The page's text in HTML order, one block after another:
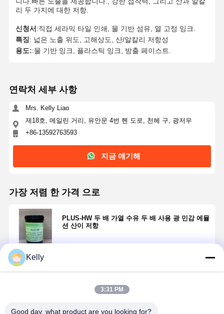
리 두 가지에 대한 저항.
신청서 :직접 세라믹 타일 인쇄, 물 기반 섬유, 열 고정 잉크.
특징: 넓은 노출 위도, 고해상도, 산/알칼리 저항성
용도::물 기반 잉크, 플라스틱 잉크, 방출 페이스트.
연락처 세부 사항
Mrs. Kelly Liao
제18호, 메일린 거리, 유안문 4번 헨 도로, 천헤 구, 광저우
+86-13592763593
지금 얘기해
가장 저렴 한 가격 으로
PLUS-HW 두 배 가열 수유 두 배 사용 광 민감 에뮬
션 산이 저항
Kelly
3:31 PM
Good day, what product are you looking for?